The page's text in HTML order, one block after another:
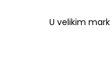
U velikim